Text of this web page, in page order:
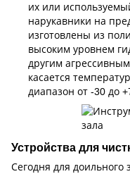
их или
нарукавники на
изготовлены из
высоким уровнем
другим
касается
диапазон от -30 до
Устройства для
Сегодня для